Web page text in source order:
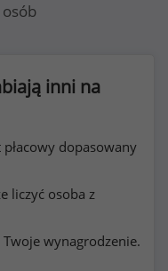
inni na
dopasowany
liczyć osoba z
wynagrodzenie.